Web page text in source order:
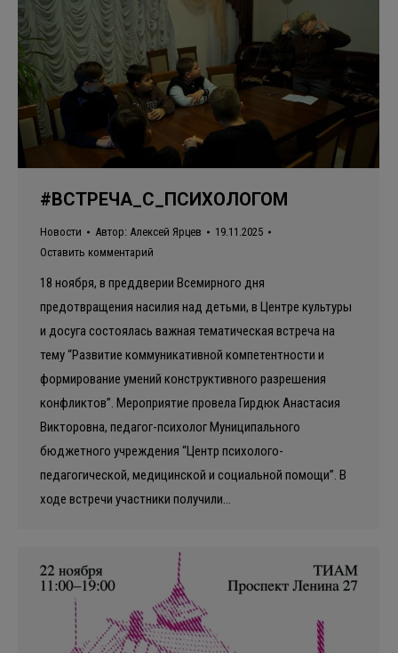
#ВСТРЕЧА_С_ПСИХОЛОГОМ
Новости Автор: Алексей Ярцев
19.11.2025
Оставить комментарий
18 ноября, в преддверии Всемирного дня
предотвращения насилия над детьми, в Центре культуры
и досуга состоялась важная тематическая встреча на
тему “Развитие коммуникативной компетентности и
формирование умений конструктивного разрешения
конфликтов”. Мероприятие провела Гирдюк Анастасия
Викторовна, педагог-психолог Муниципального
бюджетного учреждения “Центр психолого-
педагогической, медицинской и социальной помощи”. В
ходе встречи участники получили…